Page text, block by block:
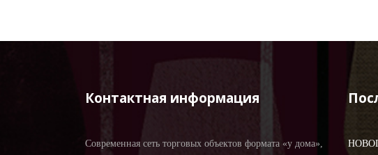
Контактная информация
Современная сеть торговых объектов формата «у дома»,